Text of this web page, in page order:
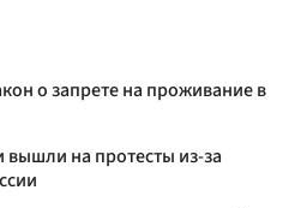
о запрете на проживание в
на протесты из-за